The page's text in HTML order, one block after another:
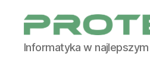
PROTEUSS
-
Informatyka w